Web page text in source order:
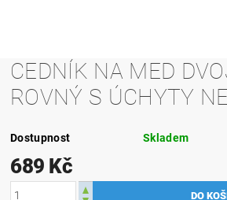
CEDNÍK NA MED
ROVNÝ S ÚCHYTY
Dostupnost Skladem
689 Kč